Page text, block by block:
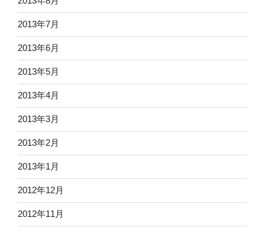
2013年7月
2013年6月
2013年5月
2013年4月
2013年3月
2013年2月
2013年1月
2012年12月
2012年11月